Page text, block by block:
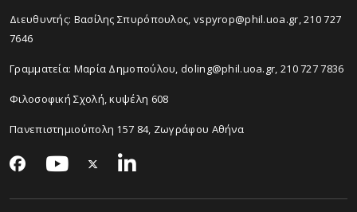
Διευθυντής: Βασίλης Σπυρόπουλος, vspyrop@phil.uoa.gr, 210 727
7646
Γραμματεία: Μαρία Δημοπούλου, doling@phil.uoa.gr, 210 727 7836
Φιλοσοφική Σχολή, κυψέλη 608
Πανεπιστημιούπολη 157 84, Ζωγράφου Αθήνα